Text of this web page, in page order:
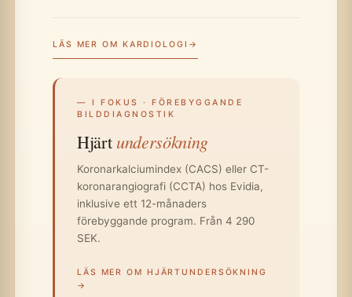
LÄS MER OM KARDIOLOGI
— I FOKUS · FÖREBYGGANDE
BILDDIAGNOSTIK
Hjärt undersökning
Koronarkalciumindex (CACS) eller CT-
koronarangiografi (CCTA) hos Evidia,
inklusive ett 12-månaders
förebyggande program. Från 4 290
SEK.
LÄS MER OM HJÄRTUNDERSÖKNING
→